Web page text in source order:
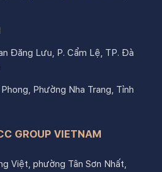
Đăng Lưu, P. Cẩm Lệ, TP. Đà
Phường Nha Trang, Tỉnh
GROUP VIETNAM
Việt, phường Tân Sơn Nhất,